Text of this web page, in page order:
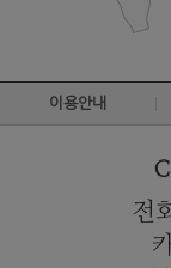
이용안내
전